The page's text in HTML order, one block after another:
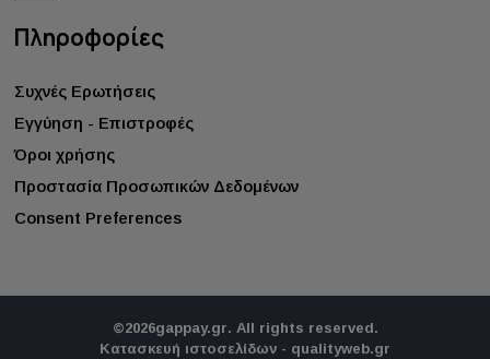
Πληροφορίες
Συχνές Ερωτήσεις
Εγγύηση - Επιστροφές
Όροι χρήσης
Προστασία Προσωπικών Δεδομένων
Consent Preferences
©2026gappay.gr. All rights reserved.
Κατασκευή ιστοσελίδων - qualityweb.gr